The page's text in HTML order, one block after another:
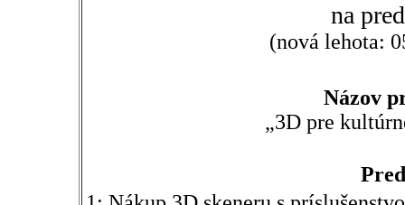
na
(nová lehota:
Názov
„3D pre